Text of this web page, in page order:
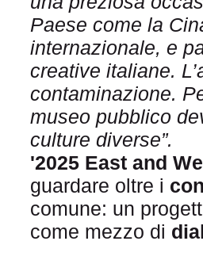
Paese come la
internazionale, e
creative italiane.
contaminazione.
museo pubblico
culture diverse”.
'2025 East and
guardare oltre i
comune: un
come mezzo di